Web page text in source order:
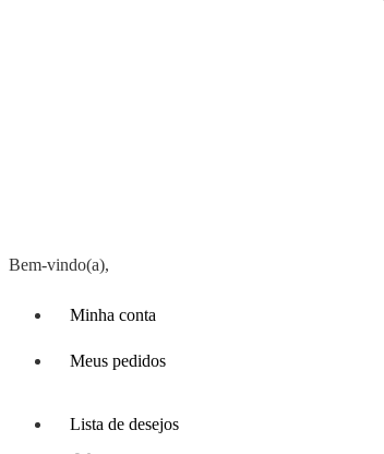
Bem-vindo(a),
Minha conta
Meus pedidos
Lista de desejos